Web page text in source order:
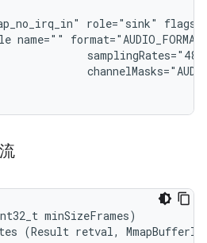
role="sink"
name=""
minSizeFrames)
(Result retval,